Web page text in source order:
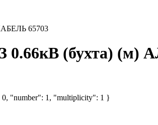
65703
0.66кВ (бухта)
"number": 1, "multiplicity": 1 }